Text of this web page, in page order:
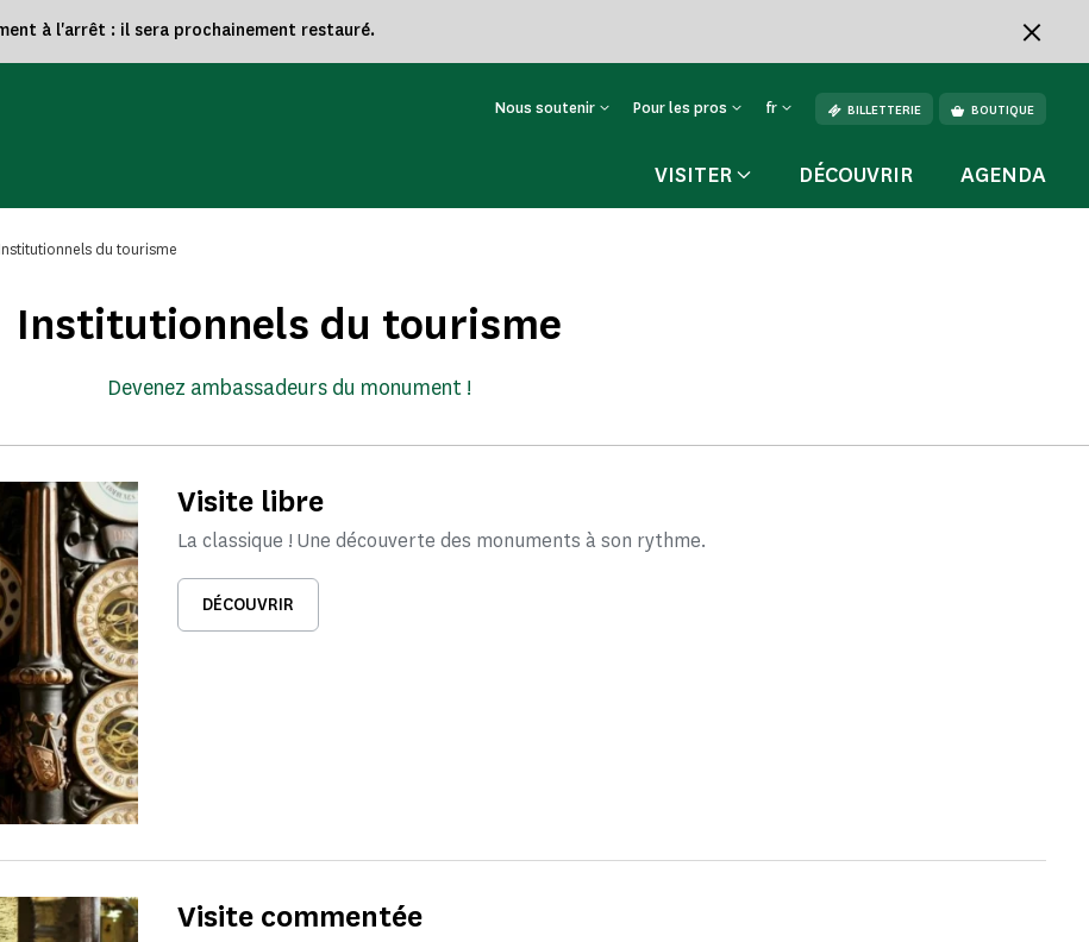
à l'arrêt : il sera prochainement restauré.
Nous soutenir Pour les pros fr BILLETTERIE BOUTIQUE
VISITER DÉCOUVRIR AGENDA
Institutionnels du tourisme
Institutionnels du tourisme
Devenez ambassadeurs du monument !
Visite libre
La classique ! Une découverte des monuments à son rythme.
DÉCOUVRIR
Visite commentée